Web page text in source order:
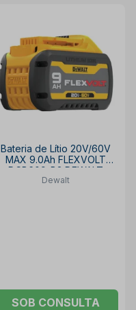
Bateria de Lítio 20V/60V
MAX 9.0Ah FLEXVOLT
DCB609-B3 DEWALT
Dewalt
SOB CONSULTA